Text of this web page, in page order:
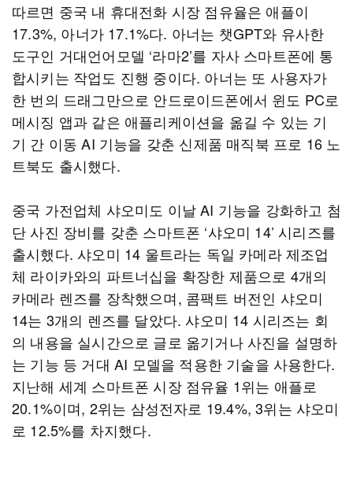
따르면 중국 내 휴대전화 시장 점유율은 애플이
17.3%, 아너가 17.1%다. 아너는 챗GPT와 유사한
도구인 거대언어모델 ‘라마2’를 자사 스마트폰에 통
합시키는 작업도 진행 중이다. 아너는 또 사용자가
한 번의 드래그만으로 안드로이드폰에서 윈도 PC로
메시징 앱과 같은 애플리케이션을 옮길 수 있는 기
기 간 이동 AI 기능을 갖춘 신제품 매직북 프로 16 노
트북도 출시했다.
중국 가전업체 샤오미도 이날 AI 기능을 강화하고 첨
단 사진 장비를 갖춘 스마트폰 ‘샤오미 14’ 시리즈를
출시했다. 샤오미 14 울트라는 독일 카메라 제조업
체 라이카와의 파트너십을 확장한 제품으로 4개의
카메라 렌즈를 장착했으며, 콤팩트 버전인 샤오미
14는 3개의 렌즈를 달았다. 샤오미 14 시리즈는 회
의 내용을 실시간으로 글로 옮기거나 사진을 설명하
는 기능 등 거대 AI 모델을 적용한 기술을 사용한다.
지난해 세계 스마트폰 시장 점유율 1위는 애플로
20.1%이며, 2위는 삼성전자로 19.4%, 3위는 샤오미
로 12.5%를 차지했다.